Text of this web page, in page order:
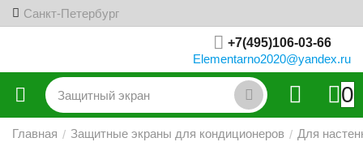
Санкт-Петербург
+7(495)106-03-66
Elementarno2020@yandex.ru
0
Главная / Защитные экраны для кондиционеров / Для